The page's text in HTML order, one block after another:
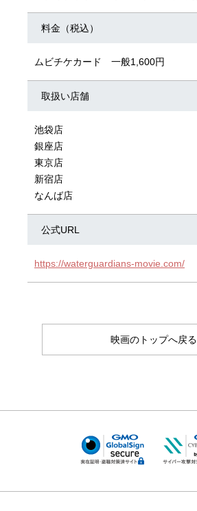
料金（税込）
ムビチケカード 一般1,600円
取扱い店舗
池袋店
銀座店
東京店
新宿店
なんば店
公式URL
https://waterguardians-movie.com/
映画のトップへ戻る